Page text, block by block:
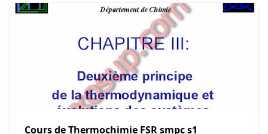
Cours de Thermochimie FSR smpc s1